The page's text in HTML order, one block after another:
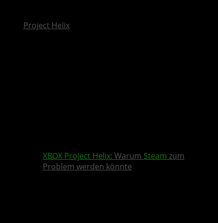
Project Helix
XBOX Project Helix: Warum Steam zum
Problem werden könnte